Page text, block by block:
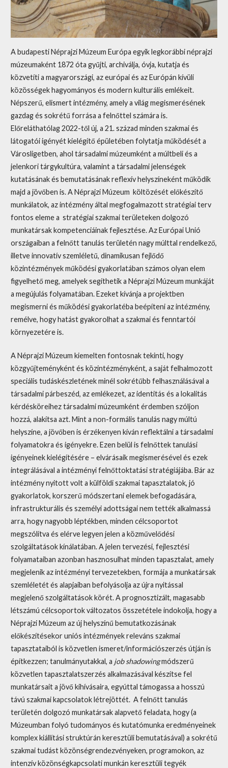
A budapesti Néprajzi Múzeum Európa egyik legkorábbi néprajzi
múzeumaként 1872 óta gyűjti, archiválja, óvja, kutatja és
közvetíti a magyarországi, az európai és az Európán kívüli
közösségek hagyományos és modern kulturális emlékeit.
Népszerű, elismert intézmény, amely a világ megismerésének
gazdag és sokrétű forrása a felnőttel számára is.
Előreláthatólag 2022-től új, a 21. század minden szakmai és
látogatói igényét kielégítő épületében folytatja működését a
Városligetben, ahol társadalmi múzeumként a múltbeli és a
jelenkori tárgykultúra, valamint a társadalmi jelenségek
kutatásának és bemutatásának reflexív helyszíneként működik
majd a jövőben is. A Néprajzi Múzeum költözését előkészítő
munkálatok, az intézmény által megfogalmazott stratégiai terv
fontos eleme a stratégiai szakmai területeken dolgozó
munkatársak kompetenciáinak fejlesztése. Az Európai Unió
országaiban a felnőtt tanulás területén nagy múlttal rendelkező,
illetve innovatív szemléletű, dinamikusan fejlődő
közintézmények működési gyakorlatában számos olyan elem
figyelhető meg, amelyek segíthetik a Néprajzi Múzeum munkáját
a megújulás folyamatában. Ezeket kívánja a projektben
megismerni és működési gyakorlatéba beépíteni az intézmény,
remélve, hogy hatást gyakorolhat a szakmai és fenntartói
környezetére is.
A Néprajzi Múzeum kiemelten fontosnak tekinti, hogy
közgyűjteményként és közintézményként, a saját felhalmozott
speciális tudáskészletének minél sokrétűbb felhasználásával a
társadalmi párbeszéd, az emlékezet, az identitás és a lokalitás
kérdésköreihez társadalmi múzeumként érdemben szóljon
hozzá, alakítsa azt. Mint a non-formális tanulás nagy múltú
helyszíne, a jövőben is érzékenyen kíván reflektálni a társadalmi
folyamatokra és igényekre. Ezen belül is felnőttek tanulási
igényeinek kielégítésére – elvárásaik megismerésével és ezek
integrálásával a intézményi felnőttoktatási stratégiájába. Bár az
intézmény nyitott volt a külföldi szakmai tapasztalatok, jó
gyakorlatok, korszerű módszertani elemek befogadására,
infrastrukturális és személyi adottságai nem tették alkalmassá
arra, hogy nagyobb léptékben, minden célcsoportot
megszólítva és elérve legyen jelen a közművelődési
szolgáltatások kínálatában. A jelen tervezési, fejlesztési
folyamataiban azonban hasznosulhat minden tapasztalat, amely
megjelenik az intézményi tervezetekben, formája a munkatársak
szemléletét és alapjaiban befolyásolja az újra nyitással
megjelenő szolgáltatások körét. A prognosztizált, magasabb
létszámú célcsoportok változatos összetétele indokolja, hogy a
Néprajzi Múzeum az új helyszínű bemutatkozásának
előkészítésekor uniós intézmények releváns szakmai
tapasztataiból is közvetlen ismeret/információszerzés útján is
építkezzen; tanulmányutakkal, a job shadowingmódszerű
közvetlen tapasztalatszerzés alkalmazásával készítse fel
munkatársait a jövő kihívásaira, egyúttal támogassa a hosszú
távú szakmai kapcsolatok létrejöttét. A felnőtt tanulás
területén dolgozó munkatársak alapvető feladata, hogy (a
Múzeumban folyó tudományos és kutatómunka eredményeinek
komplex kiállítási struktúrán keresztüli bemutatásával) a sokrétű
szakmai tudást közönségrendezvényeken, programokon, az
intenzív közönségkapcsolati munkán keresztüli tegyék